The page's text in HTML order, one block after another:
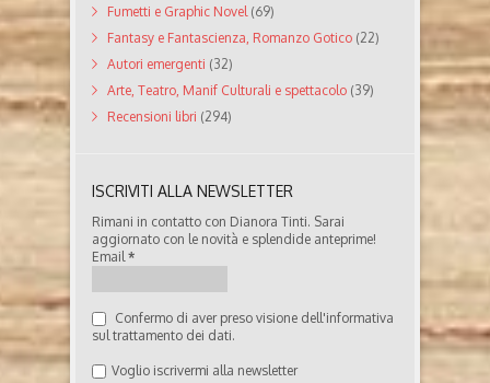
Fumetti e Graphic Novel(69)
Fantasy e Fantascienza, Romanzo Gotico (22)
Autori emergenti (32)
Arte, Teatro, Manif Culturali e spettacolo (39)
Recensioni libri (294)
ISCRIVITI ALLA NEWSLETTER
Rimani in contatto con Dianora Tinti. Sarai
aggiornato con le novità e splendide anteprime!
Email*
Confermo di aver preso visione dell'informativa
sul trattamento dei dati.
Voglio iscrivermi alla newsletter